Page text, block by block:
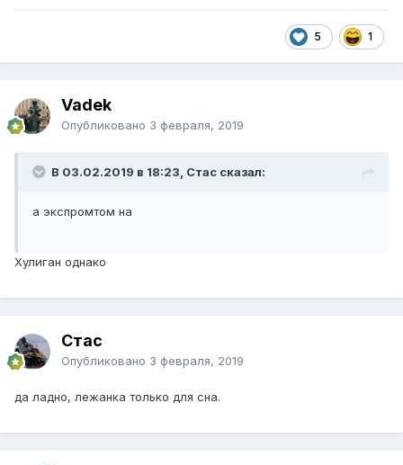
5 1
Vadek
Опубликовано 3 февраля, 2019
В 03.02.2019 в 18:23, Стас сказал:
а экспромтом на
Хулиган однако
Стас
Опубликовано 3 февраля, 2019
да ладно, лежанка только для сна.